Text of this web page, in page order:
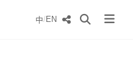
中/EN